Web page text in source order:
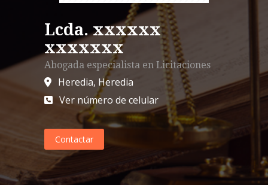
Lcda. xxxxxx
xxxxxxx
Abogada especialista en Licitaciones
Heredia, Heredia
Ver número de celular
Contactar